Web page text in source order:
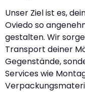
Unser Ziel ist es,
Oviedo so
gestalten. Wir
Transport deiner
Gegenstände,
Services wie